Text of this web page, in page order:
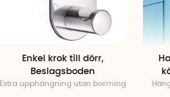
Enkel krok till dörr,
Beslagsboden
Extra upphängning utan borrning